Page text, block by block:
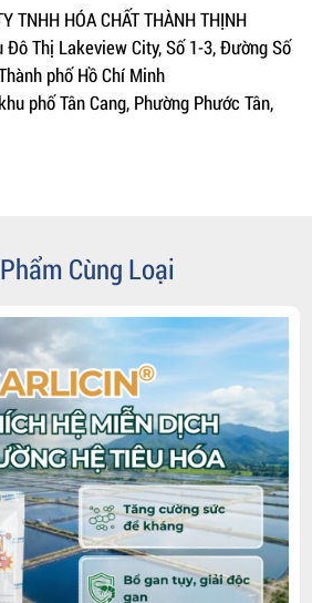
TNHH HÓA CHẤT THÀNH THỊNH
Thị Lakeview City, Số 1-3, Đường Số
phố Hồ Chí Minh
phố Tân Cang, Phường Phước Tân,
Cùng Loại